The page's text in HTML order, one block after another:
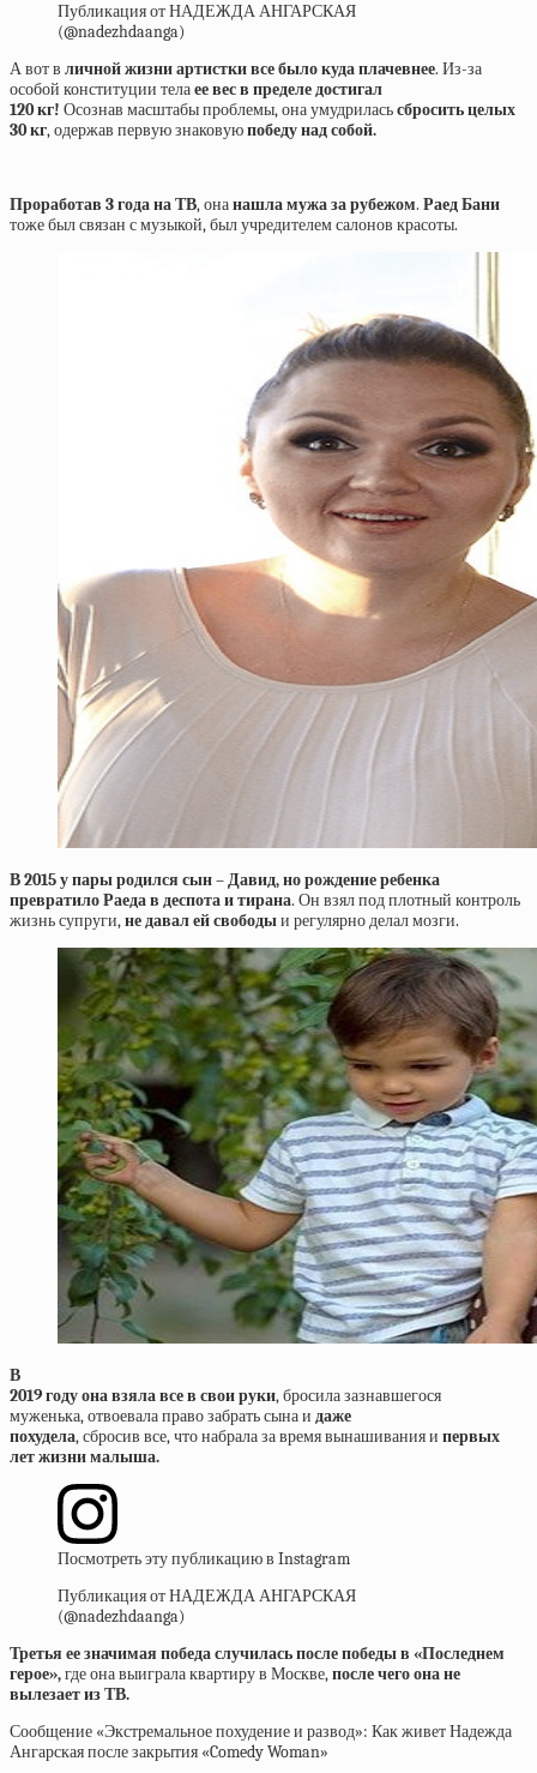
Публикация от НАДЕЖДА АНГАРСКАЯ
(@nadezhdaanga)
А вот в личнойжизниартисткивсебылокудаплачевнее. Из-за
особой конституции телаеевесв пределедостигал
120кг! Осознав масштабы проблемы, она умудриласьсброситьцелых
30кг, одержав первую знаковуюпобедунадсобой.
Проработав 3 года на ТВ, онанашла мужа за рубежом. Раед Бани
тоже был связан с музыкой, был учредителем салонов красоты.
В 2015 у пары родился сын – Давид, но рождение ребенка
превратило Раеда в деспота и тирана. Он взял под плотный контроль
жизнь супруги,не давал ей свободыи регулярно делал мозги.
В
2019 году она взяла все в свои руки, бросила зазнавшегося
муженька, отвоевала право забрать сына и даже
похудела, сбросив все, что набрала за время вынашивания и первых
лет жизни малыша.
Посмотреть эту публикацию в Instagram
Публикация от НАДЕЖДА АНГАРСКАЯ
(@nadezhdaanga)
Третья еезначимая победаслучиласьпослепобедыв «Последнем
герое»,где она выиграла квартиру в Москве,послечегоонане
вылезаетизТВ.
Сообщение «Экстремальное похудение и развод»: Как живет Надежда
Ангарская после закрытия «Comedy Woman»